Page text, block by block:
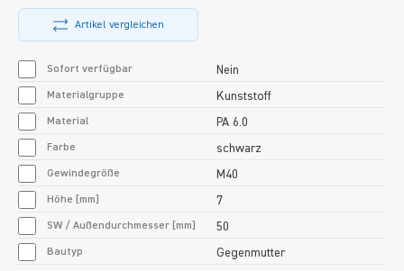
Artikel vergleichen
Sofort verfügbar Nein
Materialgruppe Kunststoff
Material PA 6.0
Farbe schwarz
Gewindegröße M40
Höhe [mm] 7
SW / Außendurchmesser [mm] 50
Bautyp Gegenmutter